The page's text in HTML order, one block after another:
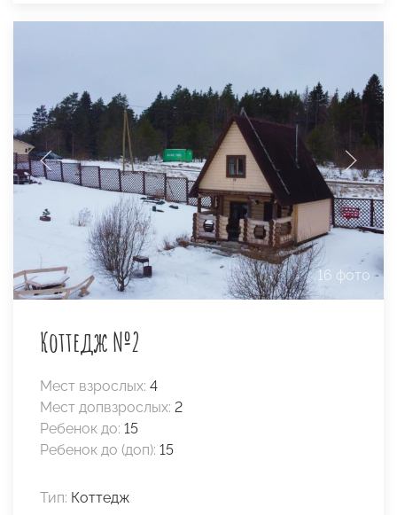
16 фото
Коттедж №2
Мест взрослых: 4
Мест допвзрослых: 2
Ребенок до: 15
Ребенок до (доп): 15
Тип: Коттедж